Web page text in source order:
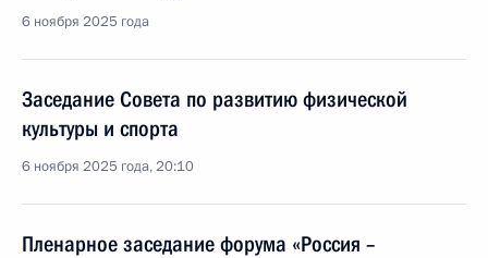
6 ноября 2025 года
Заседание Совета по развитию физической
культуры и спорта
6 ноября 2025 года, 20:10
Пленарное заседание форума «Россия –